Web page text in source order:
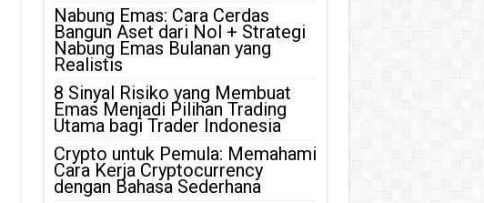
Nabung Emas: Cara Cerdas
Bangun Aset dari Nol + Strategi
Nabung Emas Bulanan yang
Realistis
8 Sinyal Risiko yang Membuat
Emas Menjadi Pilihan Trading
Utama bagi Trader Indonesia
Crypto untuk Pemula: Memahami
Cara Kerja Cryptocurrency
dengan Bahasa Sederhana